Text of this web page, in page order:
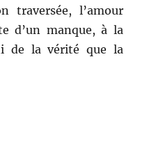
traversée, l’amour
d’un manque, à la
de la vérité que la